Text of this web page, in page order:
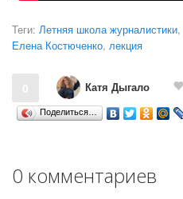
Теги: Летняя школа журналистики,
Елена Костюченко, лекция
0 Катя Дыгало
Поделиться…
0 комментариев